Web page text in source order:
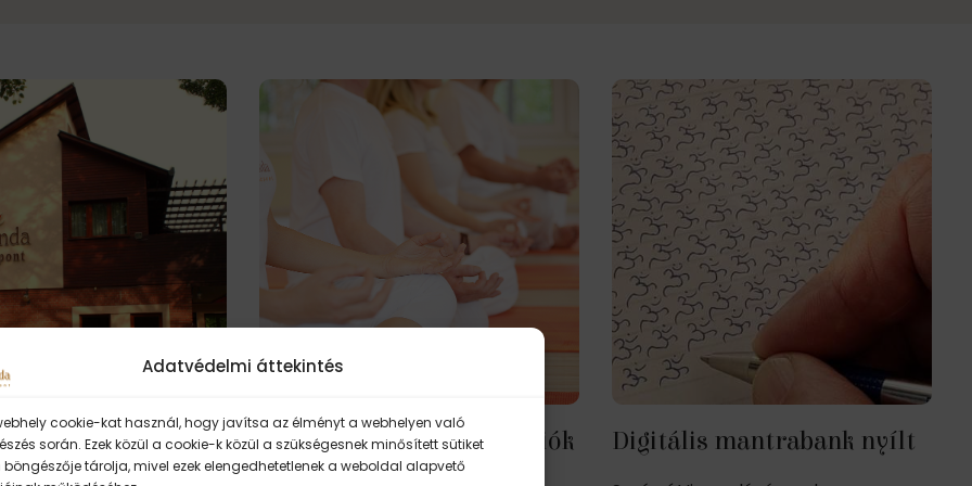
Adatvédelmi áttekintés
cookie-kat használ, hogy javítsa az élményt a webhelyen való
során. Ezek közül a cookie-k közül a szükségesnek minősített sütiket
böngészője tárolja, mivel ezek elengedhetetlenek a weboldal alapvető
Sivánanda
Ingyenes reggeli meditációk
Omkárával
Digitális mantrabank nyílt